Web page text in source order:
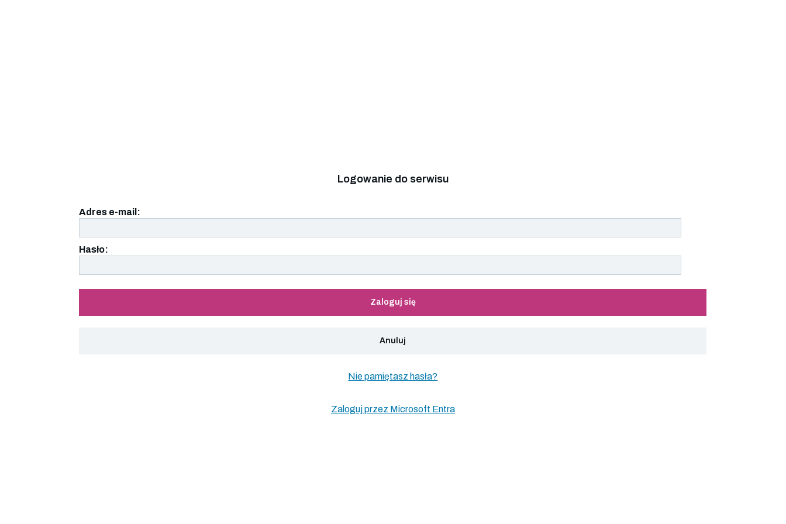
Logowanie do serwisu
Adres e-mail:
Hasło:
Zaloguj się
Anuluj
Nie pamiętasz hasła?
Zaloguj przez Microsoft Entra